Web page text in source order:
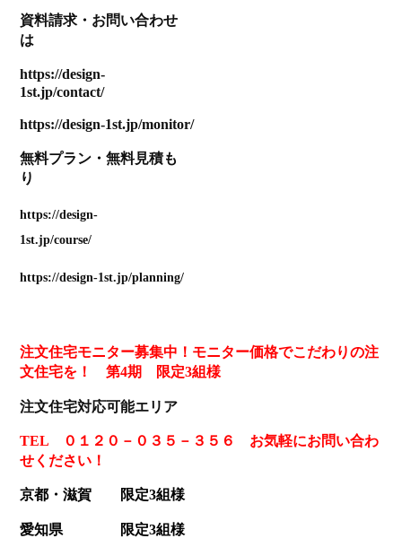
資料請求・ お問い合わせ
は
https://design-
1st.jp/contact/
https://design-1st.jp/monitor/
無料プラン ・無料見積も
り
https://design-
1st.jp/course/
https://design-1st.jp/planning/
注文住宅モニター募集中！ モニター価格でこだわりの注
文住宅を！ 第4期 限定3組様
注文住宅対応可能エリア
TEL ０１２０－０３５－３５６ お気軽にお問い合わ
せください！
京都・滋賀 限定3組様
愛知県 限定3組様